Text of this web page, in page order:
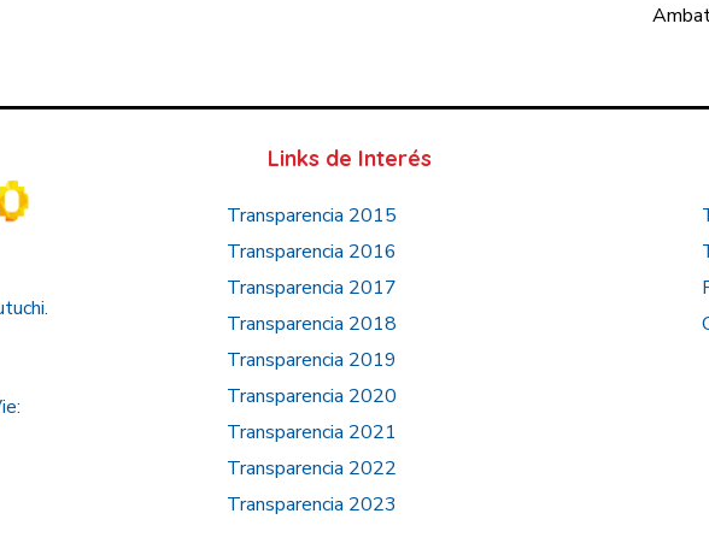
Links de Interés
Transparencia 2015
Transparencia 2016
Transparencia 2017
Transparencia 2018
Transparencia 2019
Transparencia 2020
Transparencia 2021
Transparencia 2022
Transparencia 2023